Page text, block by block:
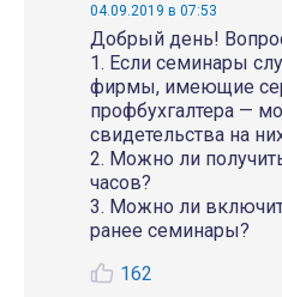
04.09.2019 в 07:53
Добрый день!
1. Если семинары
фирмы, имеющие
профбухгалтера —
свидетельства на
2. Можно ли
часов?
3. Можно ли
ранее семинары?
162